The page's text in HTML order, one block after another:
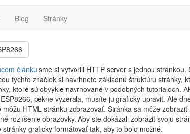
Blog Stránky
článku sme si vytvorili HTTP server s jednou
týchto značiek si navrhnete základnú štruktúru stránky,
ktoré sú obvykle navrhované v podobných tutorialoch.
pekne vyzerala, musíte ju graficky upraviť. Ale
môžu HTML stránku zobrazovať. Stránka sa môže
rozlíšenie obrazovky. Aby ste dokázali zobraziť svoju
stránky graficky formátovať tak, aby to bolo možné.